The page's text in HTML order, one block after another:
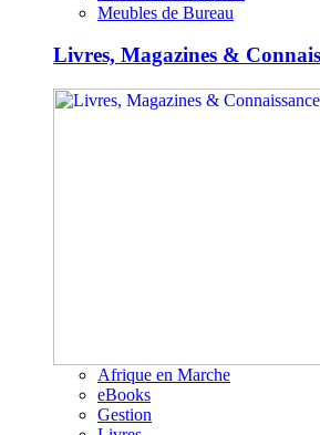
Meubles de Bureau
Livres, Magazines &
Afrique en Marche
eBooks
Gestion